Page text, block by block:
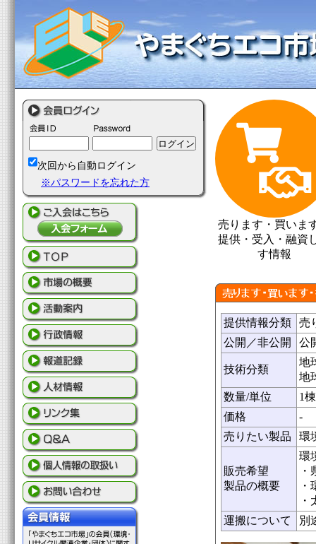
次回から自動ログイン
※パスワードを忘れた方
売ります・買いま
提供・受入・融資
す情報
提供情報分類
売
公開／非公開
公
技術分類
地
地
数量/単位
1棟
価格
-
売りたい製品
環
販売希望
製品の概要
環
運搬について
別